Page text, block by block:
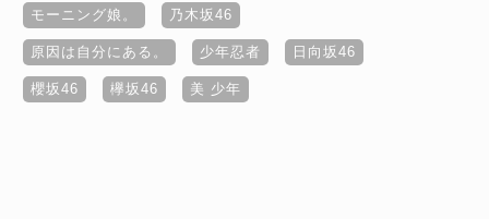
モーニング娘。 乃木坂46
原因は自分にある。 少年忍者 日向坂46
櫻坂46 欅坂46 美 少年